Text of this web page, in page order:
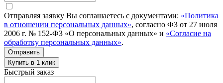
Отправляя заявку Вы соглашаетесь с документами: «Политика
в отношении персональных данных», согласно ФЗ от 27 июля
2006 г. № 152-ФЗ «О персональных данных» и «Согласие на
обработку персональных данных».
Отправить
Купить в 1 клик
Быстрый заказ